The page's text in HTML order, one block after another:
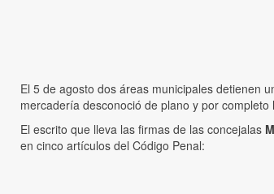
El 5 de agosto dos áreas municipales detienen
mercadería desconoció de plano y por
El escrito que lleva las firmas de las concejalas
en cinco artículos del Código Penal: